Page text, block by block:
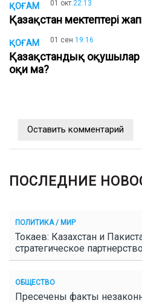
ҚОҒАМ 01 окт 22:13
Қазақстан мектептері
ҚОҒАМ 01 сен 19:16
Қазақстандық оқушылар
оқи ма?
Оставить комментарий
ПОСЛЕДНИЕ
ПОЛИТИКА / МИР
Токаев: Казахстан и
стратегическое партнерство
ОБЩЕСТВО
Пресечены факты